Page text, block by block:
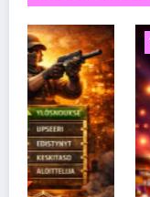
Viihde